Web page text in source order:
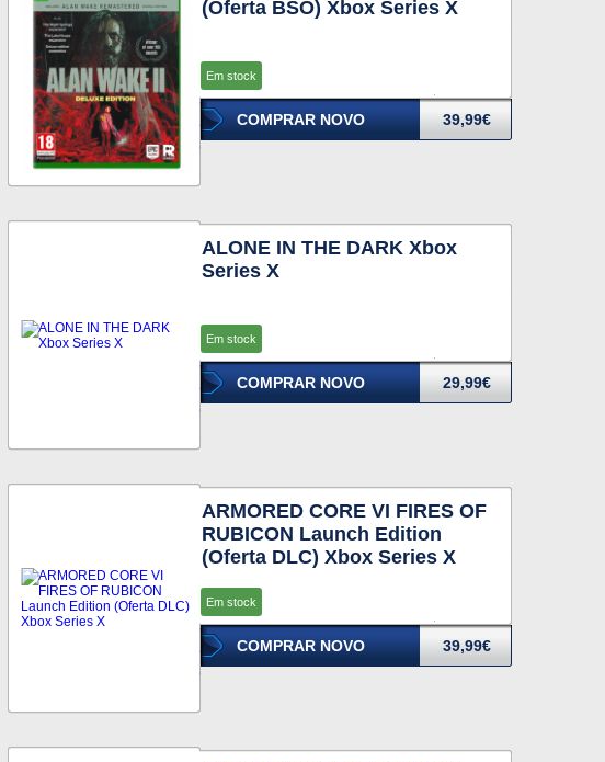
(Oferta BSO) Xbox Series X
Em stock
COMPRAR NOVO 39,99€
ALONE IN THE DARK Xbox
Series X
Em stock
COMPRAR NOVO 29,99€
ARMORED CORE VI FIRES OF
RUBICON Launch Edition
(Oferta DLC) Xbox Series X
Em stock
COMPRAR NOVO 39,99€